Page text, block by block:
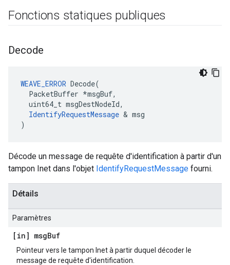
Fonctions statiques publiques
Decode
WEAVE_ERROR Decode(
  PacketBuffer *msgBuf,
  uint64_t msgDestNodeId,
IdentifyRequestMessage & msg
)
Décode un message de requête d'identification à partir d'un
tampon Inet dans l'objet IdentifyRequestMessage fourni.
Détails
Paramètres
[in] msgBuf
Pointeur vers le tampon Inet à partir duquel décoder le
message de requête d'identification.